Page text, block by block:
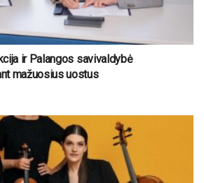
ir Palangos savivaldybė
mažuosius uostus